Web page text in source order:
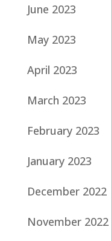
June 2023
May 2023
April 2023
March 2023
February 2023
January 2023
December 2022
November 2022